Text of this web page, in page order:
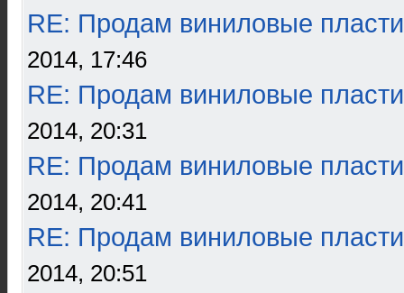
RE: Продам виниловые
2014, 17:46
RE: Продам виниловые
2014, 20:31
RE: Продам виниловые
2014, 20:41
RE: Продам виниловые
2014, 20:51